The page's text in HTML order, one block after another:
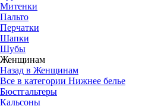
Митенки
Пальто
Перчатки
Шапки
Шубы
Женщинам
Назад в Женщинам
Все в категории Нижнее белье
Бюстгальтеры
Кальсоны